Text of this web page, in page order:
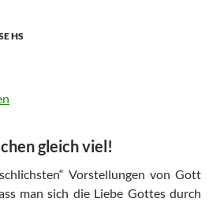
HS
gleich viel!
Vorstellungen von Gott
man sich die Liebe Gottes durch